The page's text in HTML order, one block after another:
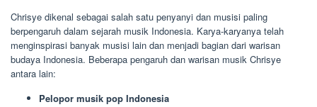
Chrisye dikenal sebagai salah satu penyanyi dan musisi paling
berpengaruh dalam sejarah musik Indonesia. Karya-karyanya telah
menginspirasi banyak musisi lain dan menjadi bagian dari warisan
budaya Indonesia. Beberapa pengaruh dan warisan musik Chrisye
antara lain:
Pelopor musik pop Indonesia